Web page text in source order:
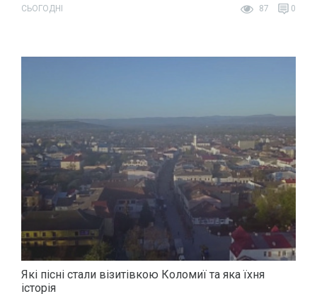
СЬОГОДНІ 87 0
Які пісні стали візитівкою Коломиї та яка їхня
історія